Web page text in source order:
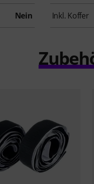
Nein Inkl. Koffer